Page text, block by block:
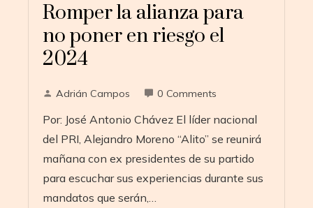
Romper la alianza para
no poner en riesgo el
2024
Adrián Campos 0 Comments
Por: José Antonio Chávez El líder nacional
del PRI, Alejandro Moreno “Alito” se reunirá
mañana con ex presidentes de su partido
para escuchar sus experiencias durante sus
mandatos que serán,…